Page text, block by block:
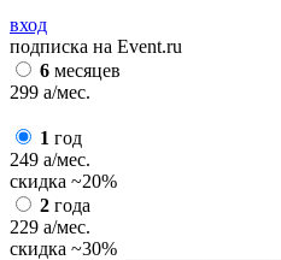
вход
подписка на Event.ru
6 месяцев
299 a/мес.
1 год
249 a/мес.
скидка ~20%
2 года
229 a/мес.
скидка ~30%